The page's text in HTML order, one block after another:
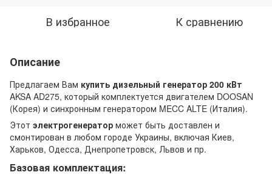
В избранное К сравнению
Описание
Предлагаем Вам купить дизельный генератор 200 кВт
AKSA AD275, который комплектуется двигателем DOOSAN
(Корея) и синхронным генератором MECC ALTE (Италия).
Этот электрогенератор может быть доставлен и
смонтирован в любом городе Украины, включая Киев,
Харьков, Одесса, Днепропетровск, Львов и пр.
Базовая комплектация: